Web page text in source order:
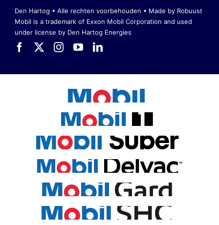
Den Hartog • Alle rechten voorbehouden • Made by Robuust
Mobil is a trademark of Exxon Mobil Corporation and used
under license by Den Hartog Energies